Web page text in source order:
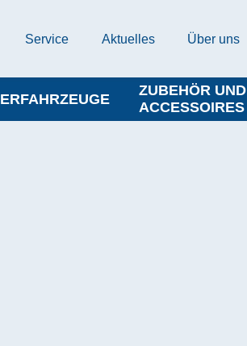
Service Aktuelles Über uns
ZUBEHÖR UND
ACCESSOIRES